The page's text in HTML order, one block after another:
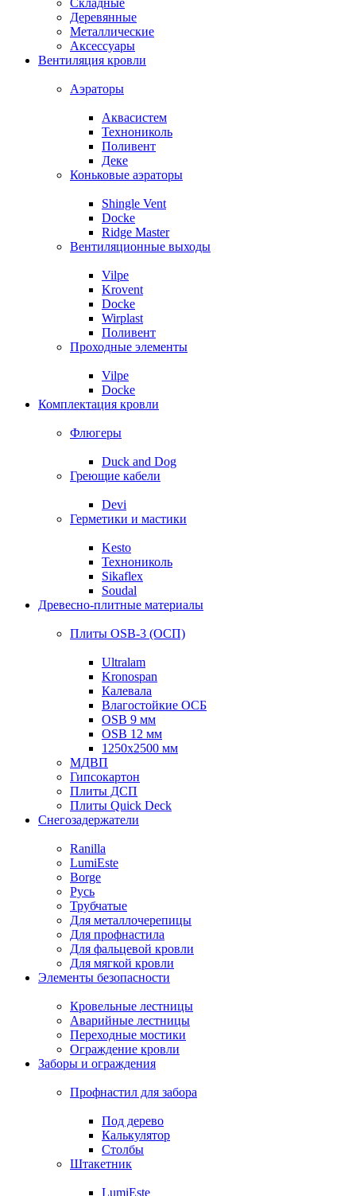
Складные
Деревянные
Металлические
Аксессуары
Вентиляция кровли
Аэраторы
Аквасистем
Технониколь
Поливент
Деке
Коньковые аэраторы
Shingle Vent
Docke
Ridge Master
Вентиляционные выходы
Vilpe
Krovent
Docke
Wirplast
Поливент
Проходные элементы
Vilpe
Docke
Комплектация кровли
Флюгеры
Duck and Dog
Греющие кабели
Devi
Герметики и мастики
Kesto
Технониколь
Sikaflex
Soudal
Древесно-плитные материалы
Плиты OSB-3 (ОСП)
Ultralam
Kronospan
Калевала
Влагостойкие ОСБ
OSB 9 мм
OSB 12 мм
1250х2500 мм
МДВП
Гипсокартон
Плиты ДСП
Плиты Quick Deck
Снегозадержатели
Ranilla
LumiEste
Borge
Русь
Трубчатые
Для металлочерепицы
Для профнастила
Для фальцевой кровли
Для мягкой кровли
Элементы безопасности
Кровельные лестницы
Аварийные лестницы
Переходные мостики
Ограждение кровли
Заборы и ограждения
Профнастил для забора
Под дерево
Калькулятор
Столбы
Штакетник
LumiEste